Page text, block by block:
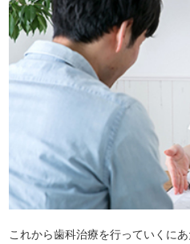
これから歯科治療を行っていくに